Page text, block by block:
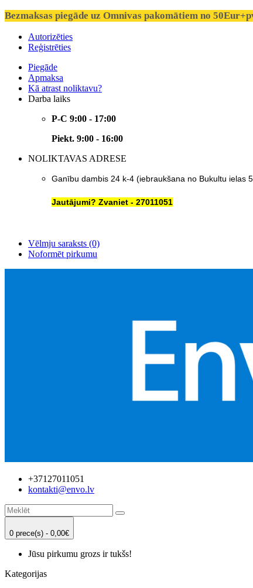
Bezmaksas piegāde uz Omnivas pakomātiem no
Autorizēties
Reģistrēties
Piegāde
Apmaksa
Kā atrast noliktavu?
Darba laiks
P-C 9:00 - 17:00
Piekt. 9:00 - 16:00
NOLIKTAVAS ADRESE
Ganību dambis 24 k-4 (iebraukšana no Bukultu ielas
Jautājumi? Zvaniet - 27011051
Vēlmju saraksts (0)
Noformēt pirkumu
+37127011051
kontakti@envo.lv
0 prece(s) - 0,00€
Jūsu pirkumu grozs ir tukšs!
Kategorijas